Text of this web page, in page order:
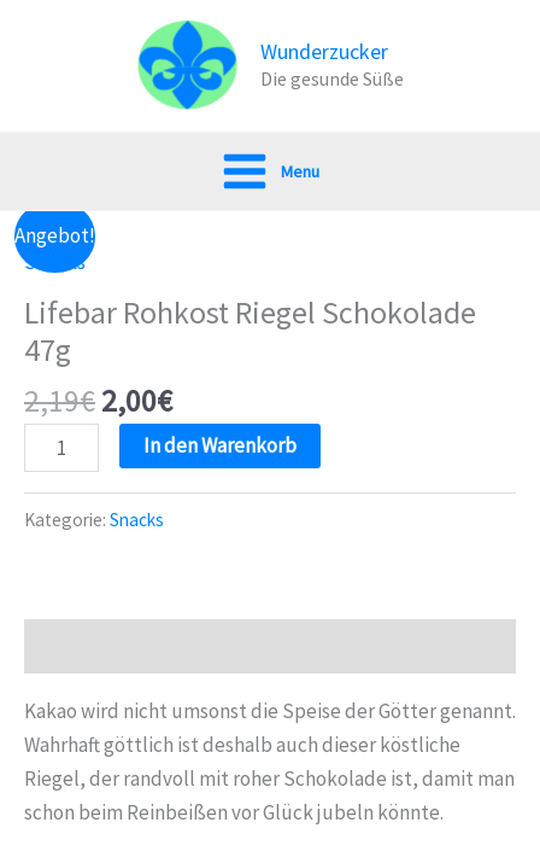
Wunderzucker
Die gesunde Süße
Menu
Angebot!
Snacks
Lifebar Rohkost Riegel Schokolade
47g
2,19€2,00€
Lifebar
Rohkost
Riegel
In den Warenkorb
Kategorie: Snacks
Kakao wird nicht umsonst die Speise der Götter genannt.
Wahrhaft göttlich ist deshalb auch dieser köstliche
Riegel, der randvoll mit roher Schokolade ist, damit man
schon beim Reinbeißen vor Glück jubeln könnte.